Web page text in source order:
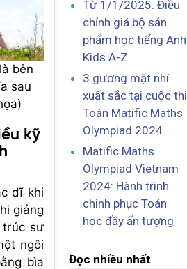
bên
sau
kỹ
dĩ khi
giảng
trúc sư
ngôi
bìa
Từ 1/1/2025: Điều
chỉnh giá bộ sản
phẩm học tiếng Anh
Kids A-Z
3 gương mặt nhí
xuất sắc tại cuộc thi
Toán Matific Maths
Olympiad 2024
Matific Maths
Olympiad Vietnam
2024: Hành trình
chinh phục Toán
học đầy ấn tượng
Đọc nhiều nhất